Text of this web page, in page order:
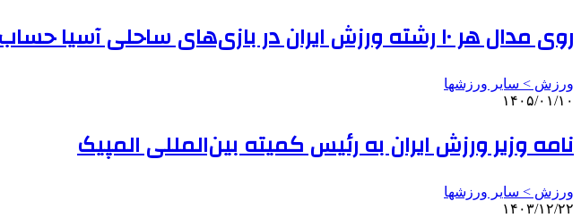
روی مدال هر ۱۰ رشته ورزش ایران در بازی‌های ساحلی آسیا حساب شده است
ورزش > سایر ورزشها
۱۴۰۵/۰۱/۱۰
نامه وزیر ورزش ایران به رئیس کمیته بین‌المللی المپیک
ورزش > سایر ورزشها
۱۴۰۳/۱۲/۲۲